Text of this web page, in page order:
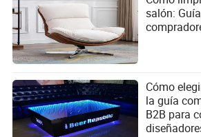
salón:
Cómo
la guía
B2B para